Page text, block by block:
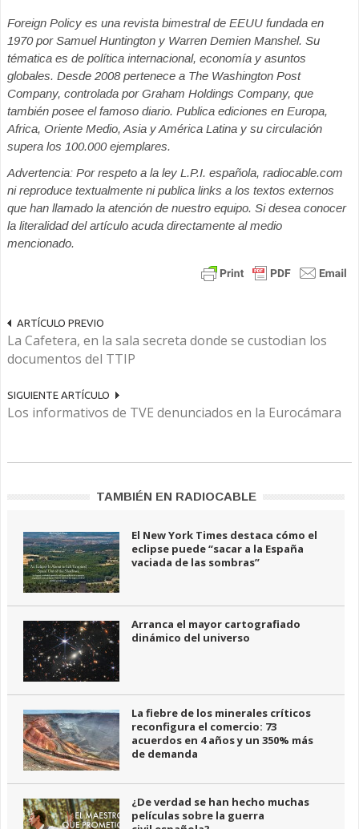
Foreign Policy es una revista bimestral de EEUU fundada en
1970 por Samuel Huntington y Warren Demien Manshel. Su
tématica es de política internacional, economía y asuntos
globales. Desde 2008 pertenece a The Washington Post
Company, controlada por Graham Holdings Company, que
también posee el famoso diario. Publica ediciones en Europa,
Africa, Oriente Medio, Asia y América Latina y su circulación
supera los 100.000 ejemplares.
Advertencia: Por respeto a la ley L.P.I. española, radiocable.com
ni reproduce textualmente ni publica links a los textos externos
que han llamado la atención de nuestro equipo. Si desea conocer
la literalidad del artículo acuda directamente al medio
mencionado.
ARTÍCULO PREVIO
La Cafetera, en la sala secreta donde se custodian los
documentos del TTIP
SIGUIENTE ARTÍCULO
Los informativos de TVE denunciados en la Eurocámara
TAMBIÉN EN RADIOCABLE
El New York Times destaca cómo el
eclipse puede “sacar a la España
vaciada de las sombras”
Arranca el mayor cartografiado
dinámico del universo
La fiebre de los minerales críticos
reconfigura el comercio: 73
acuerdos en 4 años y un 350% más
de demanda
¿De verdad se han hecho muchas
películas sobre la guerra